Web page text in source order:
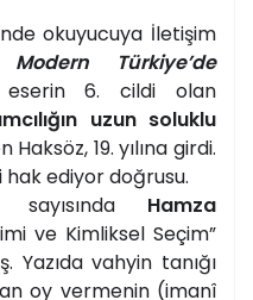
okuyucuya İletişim
Modern Türkiye’de
eserin 6. cildi olan
uzun soluklu
19. yılına girdi.
ediyor doğrusu.
Hamza
ve Kimliksel Seçim”
Yazıda vahyin tanığı
oy vermenin (imanî